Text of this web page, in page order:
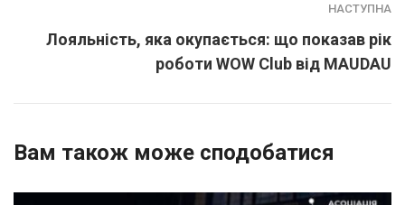
НАСТУПНА
Лояльність, яка окупається: що показав рік
роботи WOW Club від MAUDAU
Вам також може сподобатися